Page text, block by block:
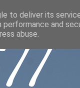
to deliver its
performance and
abuse.